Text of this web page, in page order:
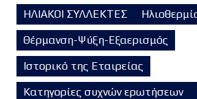
ΗΛΙΑΚΟΙ ΣΥΛΛΕΚΤΕΣ
Θέρμανση-Ψύξη-Εξαερισμός
Ιστορικό της Εταιρείας
Κατηγορίες συχνών ερωτήσεων